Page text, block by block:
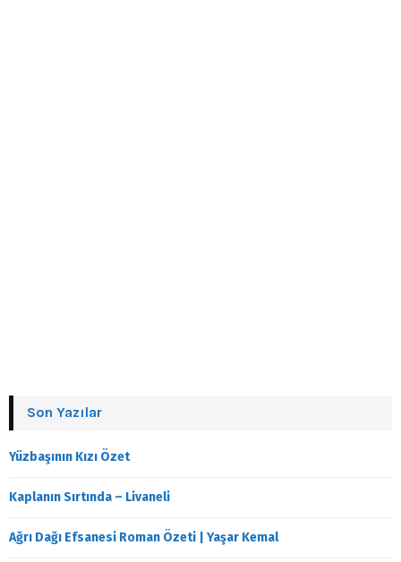
Son Yazılar
Yüzbaşının Kızı Özet
Kaplanın Sırtında – Livaneli
Ağrı Dağı Efsanesi Roman Özeti | Yaşar Kemal